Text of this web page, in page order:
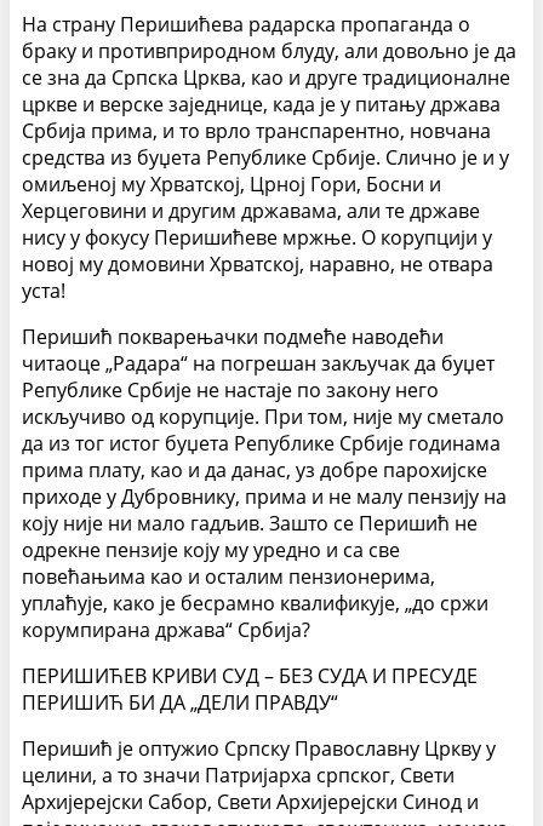
На страну Перишићева радарска пропаганда о
браку и противприродном блуду, али довољно је да
се зна да Српска Црква, као и друге традиционалне
цркве и верске заједнице, када је у питању држава
Србија прима, и то врло транспарентно, новчана
средства из буџета Републике Србије. Слично је и у
омиљеној му Хрватској, Црној Гори, Босни и
Херцеговини и другим државама, али те државе
нису у фокусу Перишићеве мржње. О корупцији у
новој му домовини Хрватској, наравно, не отвара
уста!
Перишић покварењачки подмеће наводећи
читаоце „Радара“ на погрешан закључак да буџет
Републике Србије не настаје по закону него
искључиво од корупције. При том, није му сметало
да из тог истог буџета Републике Србије годинама
прима плату, као и да данас, уз добре парохијске
приходе у Дубровнику, прима и не малу пензију на
коју није ни мало гадљив. Зашто се Перишић не
одрекне пензије коју му уредно и са све
повећањима као и осталим пензионерима,
уплаћује, како је бесрамно квалификује, „до сржи
корумпирана држава“ Србија?
ПЕРИШИЋЕВ КРИВИ СУД – БЕЗ СУДА И ПРЕСУДЕ
ПЕРИШИЋ БИ ДА „ДЕЛИ ПРАВДУ“
Перишић је оптужио Српску Православну Цркву у
целини, а то значи Патријарха српског, Свети
Архијерејски Сабор, Свети Архијерејски Синод и